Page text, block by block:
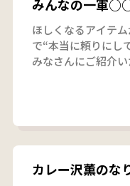
みんなの一軍
ほしくなるアイテ
で“本当に頼りにし
みなさんにご紹介い
カレー沢薫のな